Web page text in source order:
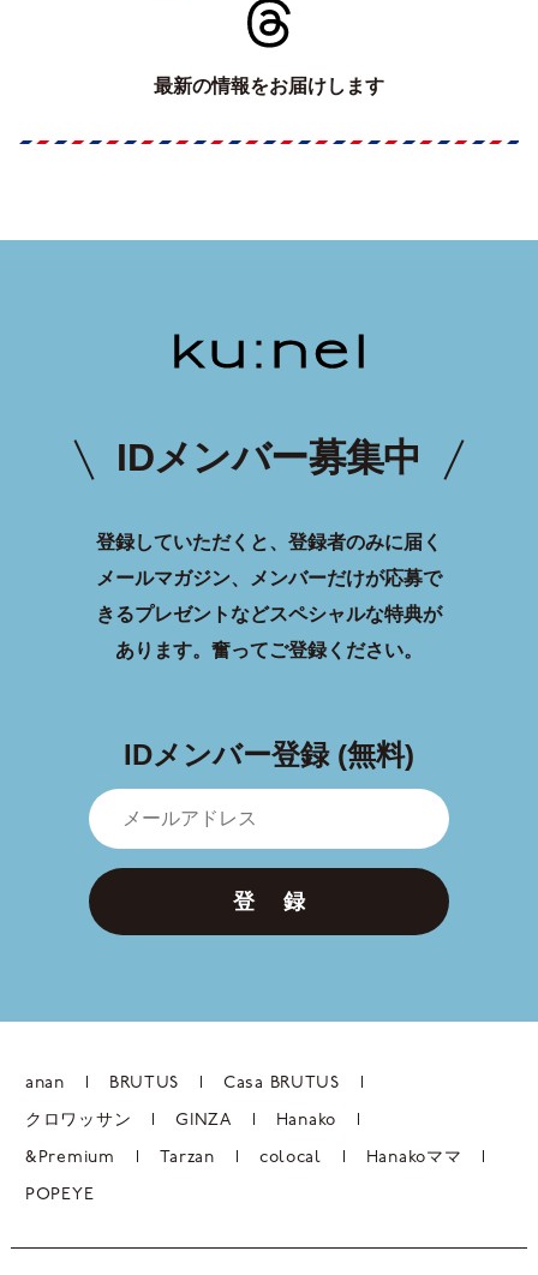
最新の情報をお届けします
IDメンバー募集中
登録していただくと、登録者のみに届く
メールマガジン、メンバーだけが応募で
きるプレゼントなどスペシャルな特典が
あります。 奮ってご登録ください。
IDメンバー登録 (無料)
登 録
anan BRUTUS Casa BRUTUS
クロワッサン GINZA Hanako
&Premium Tarzan colocal Hanakoママ
POPEYE